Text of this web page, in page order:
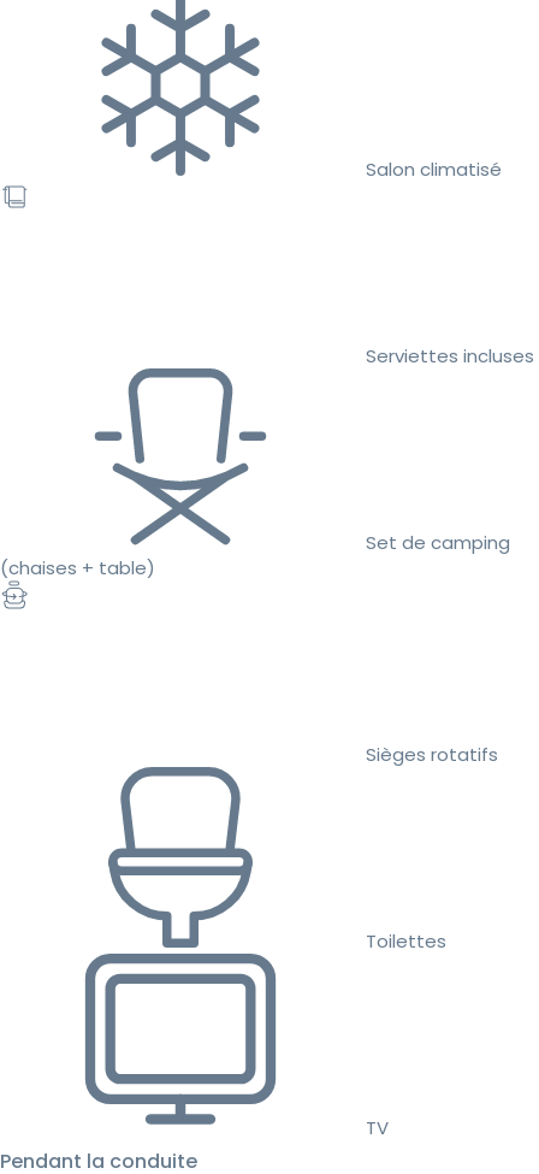
Salon climatisé
Serviettes incluses
Set de camping
(chaises + table)
Sièges rotatifs
Toilettes
TV
Pendant la conduite